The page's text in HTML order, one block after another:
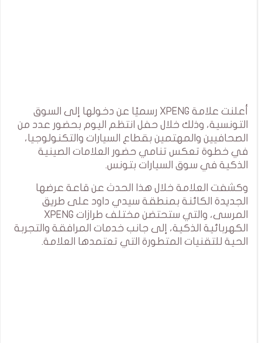
أعلنت علامة XPENG رسميًا عن دخولها إلى السوق
التونسية، وذلك خلال حفل انتظم اليوم بحضور عدد من
الصحافيين والمهتمين بقطاع السيارات والتكنولوجيا،
في خطوة تعكس تنامي حضور العلامات الصينية
الذكية في سوق السيارات بتونس.
وكشفت العلامة خلال هذا الحدث عن قاعة عرضها
الجديدة الكائنة بمنطقة سيدي داود على طريق
المرسى، والتي ستحتضن مختلف طرازات XPENG
الكهربائية الذكية، إلى جانب خدمات المرافقة والتجربة
الحية للتقنيات المتطورة التي تعتمدها العلامة.